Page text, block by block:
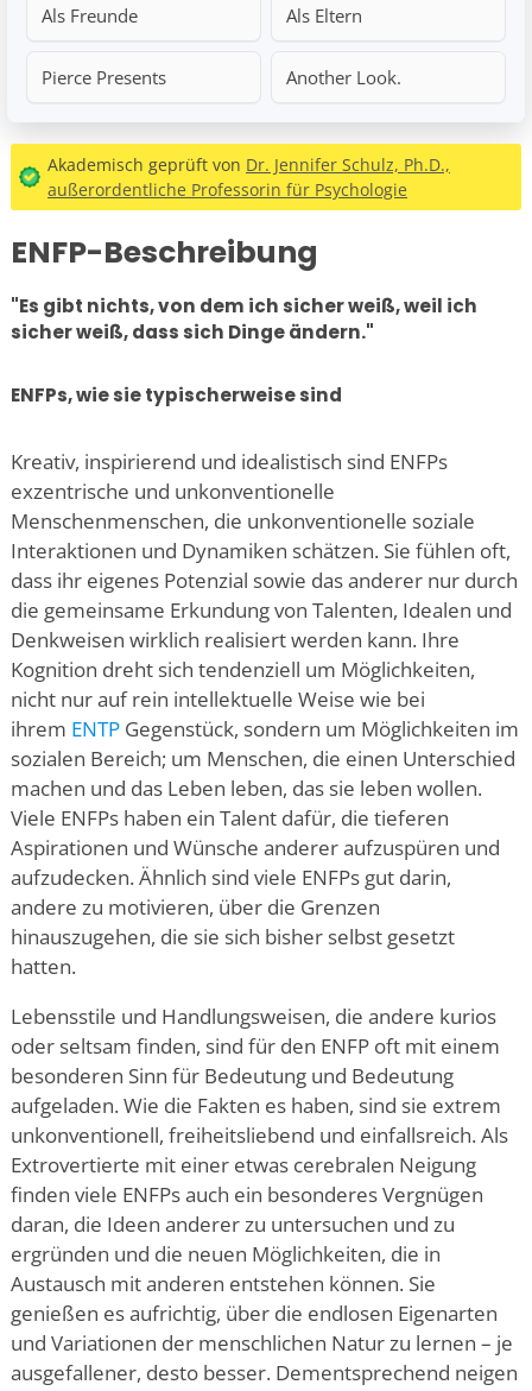
Als Freunde Als Eltern
Pierce Presents Another Look.
Akademisch geprüft von Dr. Jennifer Schulz, Ph.D.,
außerordentliche Professorin für Psychologie
ENFP-Beschreibung
"Es gibt nichts, von dem ich sicher weiß, weil ich
sicher weiß, dass sich Dinge ändern."
ENFPs, wie sie typischerweise sind
Kreativ, inspirierend und idealistisch sind ENFPs
exzentrische und unkonventionelle
Menschenmenschen, die unkonventionelle soziale
Interaktionen und Dynamiken schätzen. Sie fühlen oft,
dass ihr eigenes Potenzial sowie das anderer nur durch
die gemeinsame Erkundung von Talenten, Idealen und
Denkweisen wirklich realisiert werden kann. Ihre
Kognition dreht sich tendenziell um Möglichkeiten,
nicht nur auf rein intellektuelle Weise wie bei
ihrem ENTP Gegenstück, sondern um Möglichkeiten im
sozialen Bereich; um Menschen, die einen Unterschied
machen und das Leben leben, das sie leben wollen.
Viele ENFPs haben ein Talent dafür, die tieferen
Aspirationen und Wünsche anderer aufzuspüren und
aufzudecken. Ähnlich sind viele ENFPs gut darin,
andere zu motivieren, über die Grenzen
hinauszugehen, die sie sich bisher selbst gesetzt
hatten.
Lebensstile und Handlungsweisen, die andere kurios
oder seltsam finden, sind für den ENFP oft mit einem
besonderen Sinn für Bedeutung und Bedeutung
aufgeladen. Wie die Fakten es haben, sind sie extrem
unkonventionell, freiheitsliebend und einfallsreich. Als
Extrovertierte mit einer etwas cerebralen Neigung
finden viele ENFPs auch ein besonderes Vergnügen
daran, die Ideen anderer zu untersuchen und zu
ergründen und die neuen Möglichkeiten, die in
Austausch mit anderen entstehen können. Sie
genießen es aufrichtig, über die endlosen Eigenarten
und Variationen der menschlichen Natur zu lernen – je
ausgefallener, desto besser. Dementsprechend neigen